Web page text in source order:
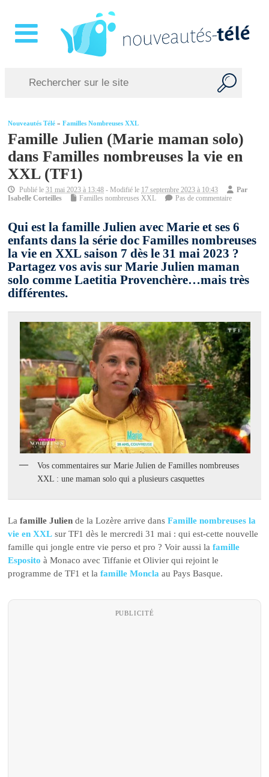
Nouveautés Télé »Familles Nombreuses XXL
Famille Julien (Marie maman solo)
dans Familles nombreuses la vie en
XXL (TF1)
Publié le31 mai 2023 à 13:48 - Modifié le 17 septembre 2023 à 10:43
Par
Isabelle Corteilles
Familles nombreuses XXL Pas de commentaire
Qui est la famille Julien avec Marie et ses 6
enfants dans la série doc Familles nombreuses
la vie en XXL saison 7 dès le 31 mai 2023 ?
Partagez vos avis sur Marie Julien maman
solo comme Laetitia Provenchère…mais très
différentes.
Vos commentaires sur Marie Julien de Familles nombreuses
XXL : une maman solo qui a plusieurs casquettes
Lafamille Juliende la Lozère arrive dans Famille nombreuses la
vie en XXL sur TF1 dès le mercredi 31 mai : qui est-cette nouvelle
famille qui jongle entre vie perso et pro ? Voir aussi lafamille
Esposito à Monaco avec Tiffanie et Olivier qui rejoint le
programme de TF1 et la famille Moncla au Pays Basque.
PUBLICITÉ